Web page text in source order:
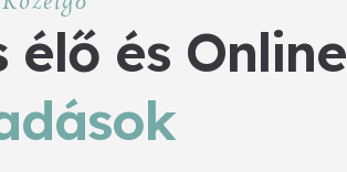
élő és Online